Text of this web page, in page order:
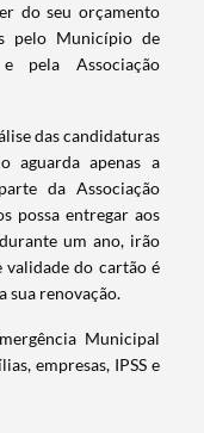
do seu orçamento
pelo Município de
pela Associação
das candidaturas
aguarda apenas a
da Associação
possa entregar aos
um ano, irão
validade do cartão é
sua renovação.
Municipal
empresas, IPSS e